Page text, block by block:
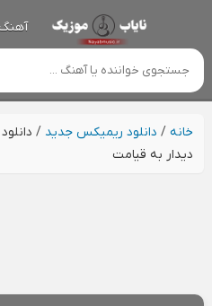
خانه/ دانلود ریمیکس جدید /
دیدار به قیامت